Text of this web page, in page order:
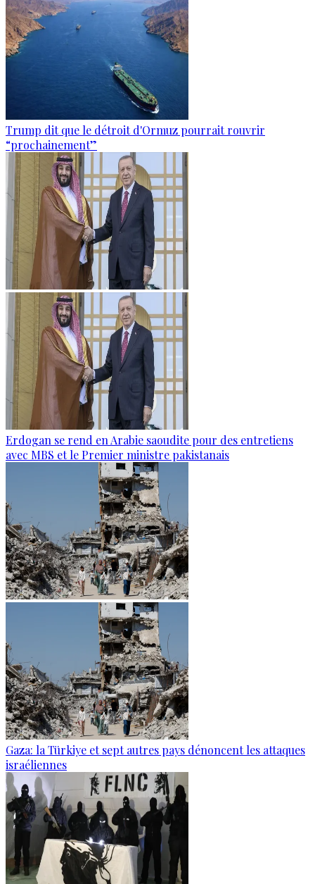
Trump dit que le détroit d'Ormuz pourrait rouvrir
“prochainement”
Erdogan se rend en Arabie saoudite pour des entretiens
avec MBS et le Premier ministre pakistanais
Gaza: la Türkiye et sept autres pays dénoncent les attaques
israéliennes